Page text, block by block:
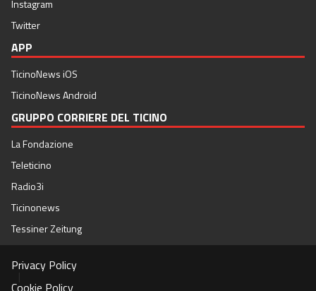
Instagram
Twitter
APP
TicinoNews iOS
TicinoNews Android
GRUPPO CORRIERE DEL TICINO
La Fondazione
Teleticino
Radio3i
Ticinonews
Tessiner Zeitung
Privacy Policy